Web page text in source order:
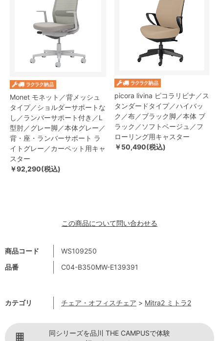
商品コード
WS109250
品番
C04-B350MW-E139391
カテゴリ チェア・オフィスチェア > Mitra2 ミトラ2
Monet モネット／背メッシュ
タイプ／ショルダーサポートな
し／ランバーサポート付き／L
型肘／グレー脚／本体グレー／
背・座・ランバーサポート ラ
イトグレー／カーペット用キャ
スター
￥92,290(税込)
picora livina ピコラリビナ／ス
タンダードタイプ／ハイバッ
ク／布／ブラック脚／本体 ブ
ラック／ソフトベージュ／フ
ローリング用キャスター
￥50,490(税込)
この商品について問い合わせる
同シリーズを品川 THE CAMPUSで体験